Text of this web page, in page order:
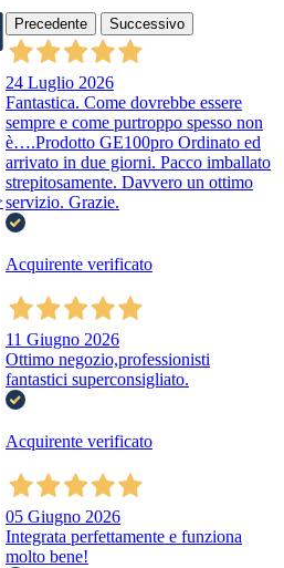
Precedente Successivo
24 Luglio 2026
Fantastica. Come dovrebbe essere
sempre e come purtroppo spesso non
è….Prodotto GE100pro Ordinato ed
arrivato in due giorni. Pacco imballato
strepitosamente. Davvero un ottimo
servizio. Grazie.
Acquirente verificato
11 Giugno 2026
Ottimo negozio,professionisti
fantastici superconsigliato.
Acquirente verificato
05 Giugno 2026
Integrata perfettamente e funziona
molto bene!